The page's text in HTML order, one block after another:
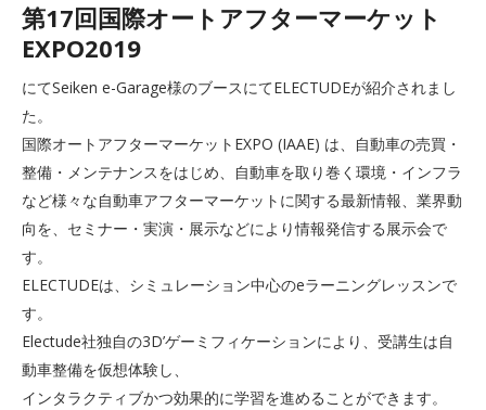
第17回国際オートアフターマーケット
EXPO2019
にてSeiken e-Garage様のブースにてELECTUDEが紹介されまし
た。
国際オートアフターマーケットEXPO (IAAE) は、自動車の売買・
整備・メンテナンスをはじめ、自動車を取り巻く環境・インフラ
など様々な自動車アフターマーケットに関する最新情報、業界動
向を、セミナー・実演・展示などにより情報発信する展示会で
す。
ELECTUDEは、シミュレーション中心のeラーニングレッスンで
す。
Electude社独自の3D’ゲーミフィケーションにより、受講生は自
動車整備を仮想体験し、
インタラクティブかつ効果的に学習を進めることができます。